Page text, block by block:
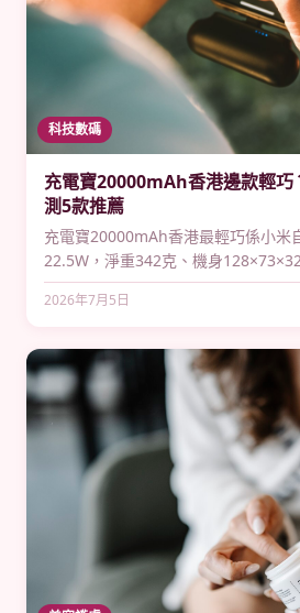
科技數碼
充電寶20000mAh香港邊款輕巧
測5款推薦
充電寶20000mAh香港最輕巧係小米
22.5W，淨重342克、機身
USB-C線唔使另外帶；想要
MOMAX Q.Mag X2 20000mAh，
2026年7月5日